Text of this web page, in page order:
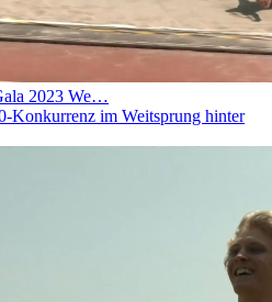
2023 We…
Konkurrenz im Weitsprung hinter